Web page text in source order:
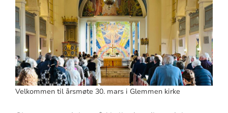
Velkommen til årsmøte 30. mars i Glemmen kirke